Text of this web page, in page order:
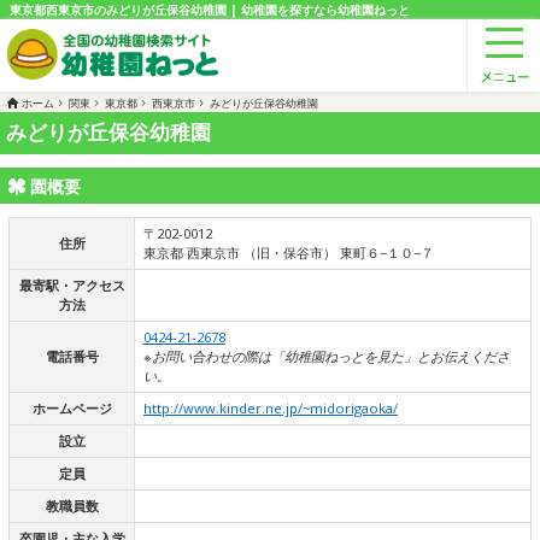
東京都西東京市のみどりが丘保谷幼稚園 | 幼稚園を探すなら幼稚園ねっと
ホーム 関東 東京都 西東京市 みどりが丘保谷幼稚園
みどりが丘保谷幼稚園
園概要
住所
〒202-0012
東京都 西東京市 （旧・保谷市） 東町６−１０−７
最寄駅・アクセス
方法
電話番号
0424-21-2678
※お問い合わせの際は「幼稚園ねっとを見た」とお伝えくださ
い。
ホームページ
http://www.kinder.ne.jp/~midorigaoka/
設立
定員
教職員数